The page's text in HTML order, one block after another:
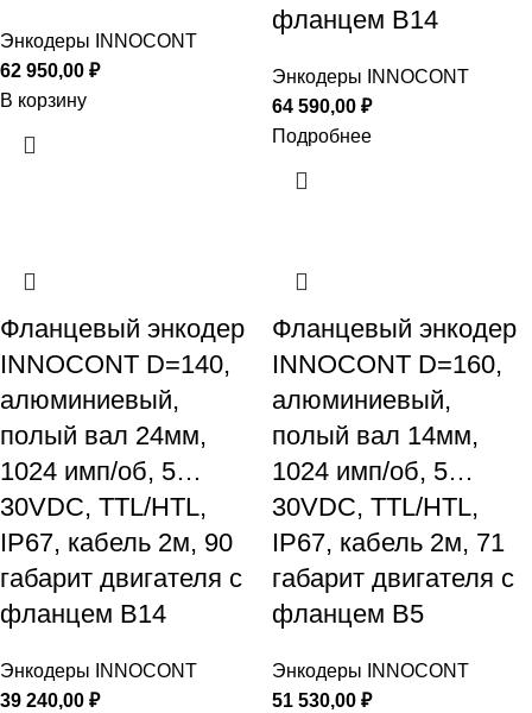
Энкодеры INNOCONT
62 950,00 ₽
В корзину
фланцем B14
Энкодеры INNOCONT
64 590,00 ₽
Подробнее
Фланцевый энкодер
INNOCONT D=140,
алюминиевый,
полый вал 24мм,
1024 имп/об, 5…
30VDC, TTL/HTL,
IP67, кабель 2м, 90
габарит двигателя с
фланцем B14
Энкодеры INNOCONT
39 240,00 ₽
Фланцевый энкодер
INNOCONT D=160,
алюминиевый,
полый вал 14мм,
1024 имп/об, 5…
30VDC, TTL/HTL,
IP67, кабель 2м, 71
габарит двигателя с
фланцем B5
Энкодеры INNOCONT
51 530,00 ₽